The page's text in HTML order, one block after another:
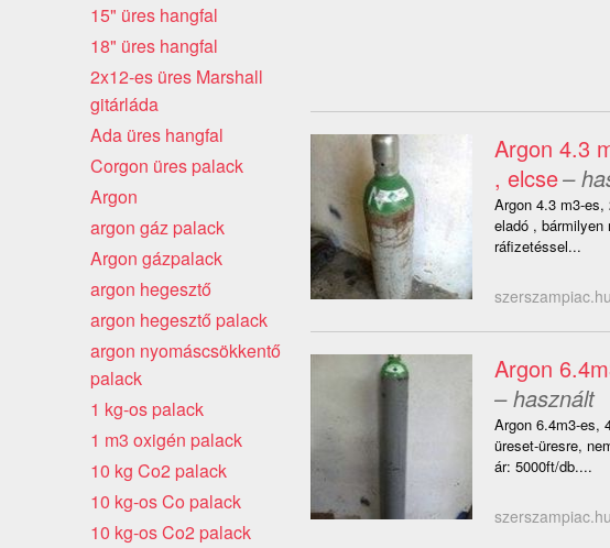
Argon 4.3
, elcse–
Argon 4.3 m3-
eladó ,
ráfizetéssel...
Argon
– használt
Argon 6.4m3-es,
üreset-üresre,
ár: 5000ft/db....
15" üres hangfal
18" üres hangfal
2x12-es üres Marshall
gitárláda
Ada üres hangfal
Corgon üres palack
Argon
argon gáz palack
Argon gázpalack
argon hegesztő
argon hegesztő palack
argon nyomáscsökkentő
palack
1 kg-os palack
1 m3 oxigén palack
10 kg Co2 palack
10 kg-os Co palack
10 kg-os Co2 palack